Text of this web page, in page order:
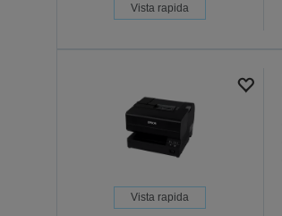
Vista rapida
Vista rapida